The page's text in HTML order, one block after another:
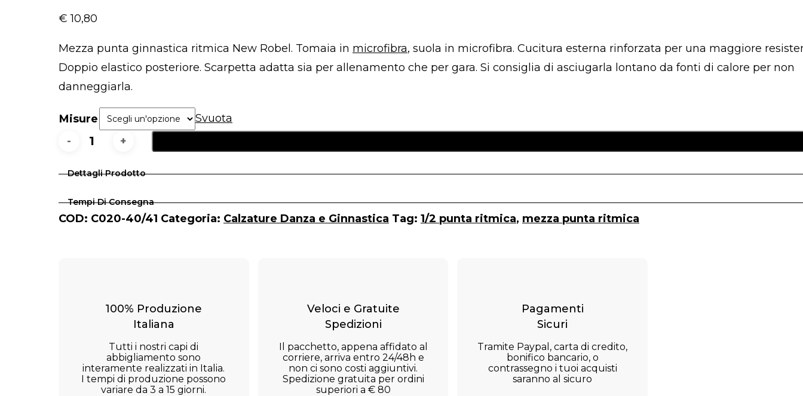
€ 10,80
Mezza punta ginnastica ritmica New Robel. Tomaia in microfibra, suola in microfibra. Cucitura esterna rinforzata per una maggiore
Doppio elastico posteriore. Scarpetta adatta sia per allenamento che per gara. Si consiglia di asciugarla lontano da fonti di calore per non
danneggiarla.
Misure Svuota
Robel
Dettagli Prodotto
Tempi Di Consegna
COD: C020-40/41 Categoria: Calzature Danza e Ginnastica Tag: 1/2 punta ritmica, mezza punta ritmica
100% Produzione
Italiana
Tutti i nostri capi di
abbigliamento sono
interamente realizzati in Italia.
I tempi di produzione possono
variare da 3 a 15 giorni.
Veloci e Gratuite
Spedizioni
Il pacchetto, appena affidato al
corriere, arriva entro 24/48h e
non ci sono costi aggiuntivi.
Spedizione gratuita per ordini
superiori a € 80
Pagamenti
Sicuri
Tramite Paypal, carta di credito,
bonifico bancario, o
contrassegno i tuoi acquisti
saranno al sicuro